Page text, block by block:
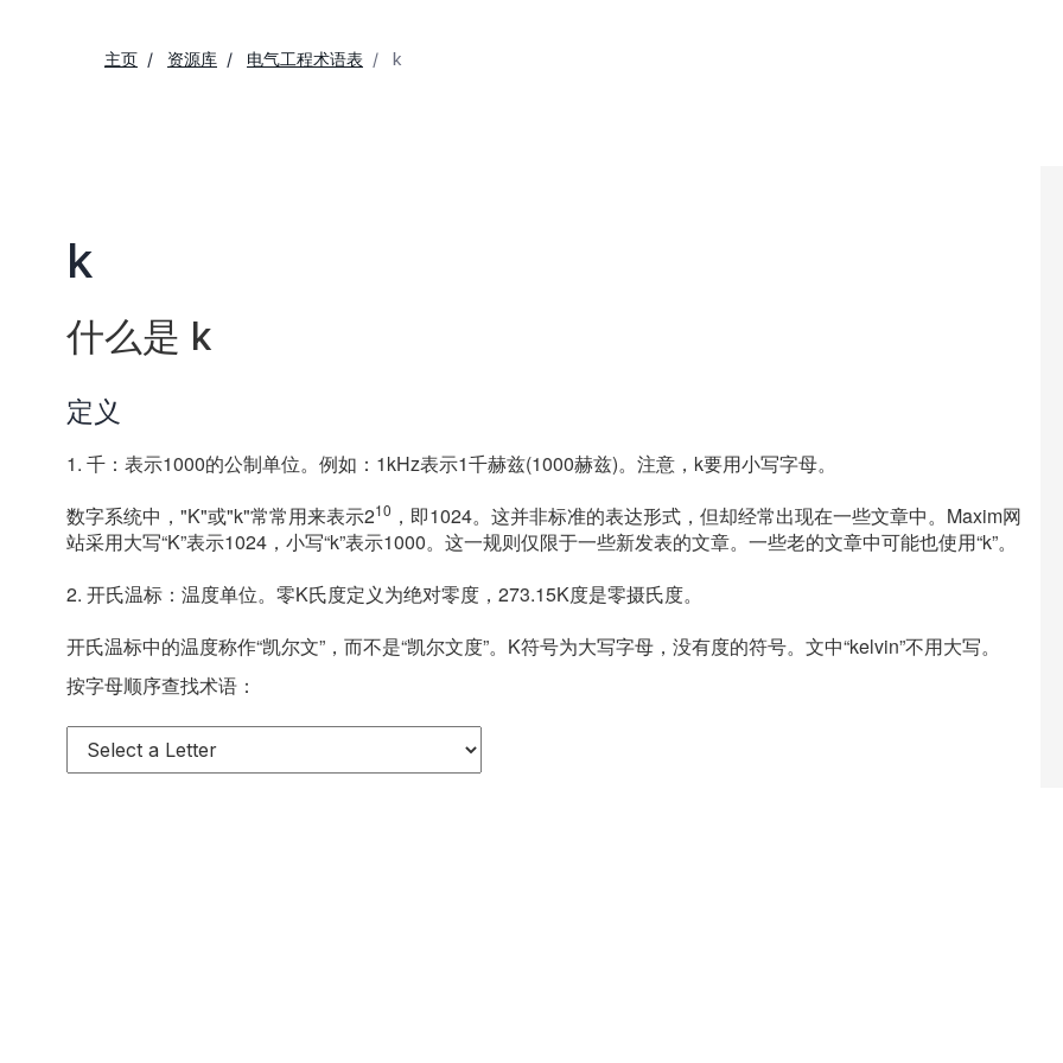
主页 资源库 电气工程术语表 k
k
什么是 k
定义
1. 千：表示1000的公制单位。例如：1kHz表示1千赫兹(1000赫兹)。注意，k要用小写字母。
数字系统中，"K"或"k"常常用来表示210 ，即1024。这并非标准的表达形式，但却经常出现在一些文章中。Maxim网
站采用大写“K”表示1024，小写“k”表示1000。这一规则仅限于一些新发表的文章。一些老的文章中可能也使用“k”。
2. 开氏温标：温度单位。零K氏度定义为绝对零度，273.15K度是零摄氏度。
开氏温标中的温度称作“凯尔文”，而不是“凯尔文度”。K符号为大写字母，没有度的符号。文中“kelvin”不用大写。
按字母顺序查找术语：